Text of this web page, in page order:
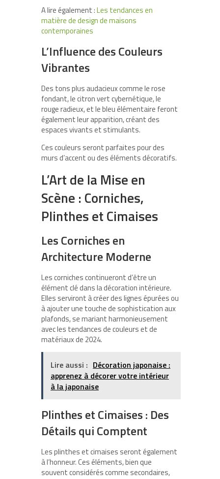
A lire également :Les tendances en
matière de design de maisons
contemporaines
L’Influence des Couleurs
Vibrantes
Des tons plus audacieux comme le rose
fondant, le citron vert cybernétique, le
rouge radieux, et le bleu élémentaire feront
également leur apparition, créant des
espaces vivants et stimulants.
Ces couleurs seront parfaites pour des
murs d’accent ou des éléments décoratifs.
L’Art de la Mise en
Scène : Corniches,
Plinthes et Cimaises
Les Corniches en
Architecture Moderne
Les corniches continueront d’être un
élément clé dans la décoration intérieure.
Elles serviront à créer des lignes épurées ou
à ajouter une touche de sophistication aux
plafonds, se mariant harmonieusement
avec les tendances de couleurs et de
matériaux de 2024.
Lire aussi : Décoration japonaise :
apprenez à décorer votre intérieur
à la japonaise
Plinthes et Cimaises : Des
Détails qui Comptent
Les plinthes et cimaises seront également
à l’honneur. Ces éléments, bien que
souvent considérés comme secondaires,